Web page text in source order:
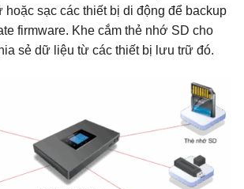
hoặc sạc các thiết bị di động để backup
firmware. Khe cắm thẻ nhớ SD cho
sẻ dữ liệu từ các thiết bị lưu trữ đó.